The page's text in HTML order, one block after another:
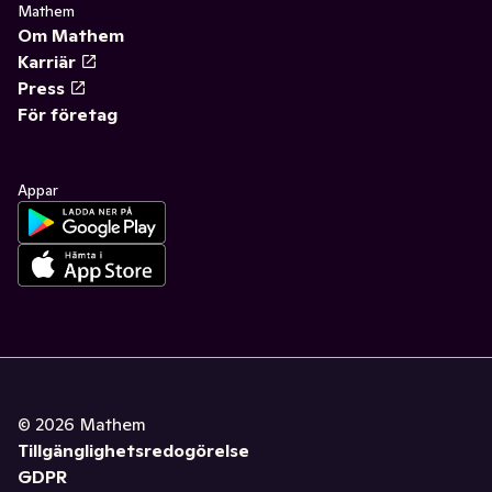
Mathem
Om Mathem
Karriär
Press
För företag
Appar
© 2026 Mathem
Tillgänglighetsredogörelse
GDPR